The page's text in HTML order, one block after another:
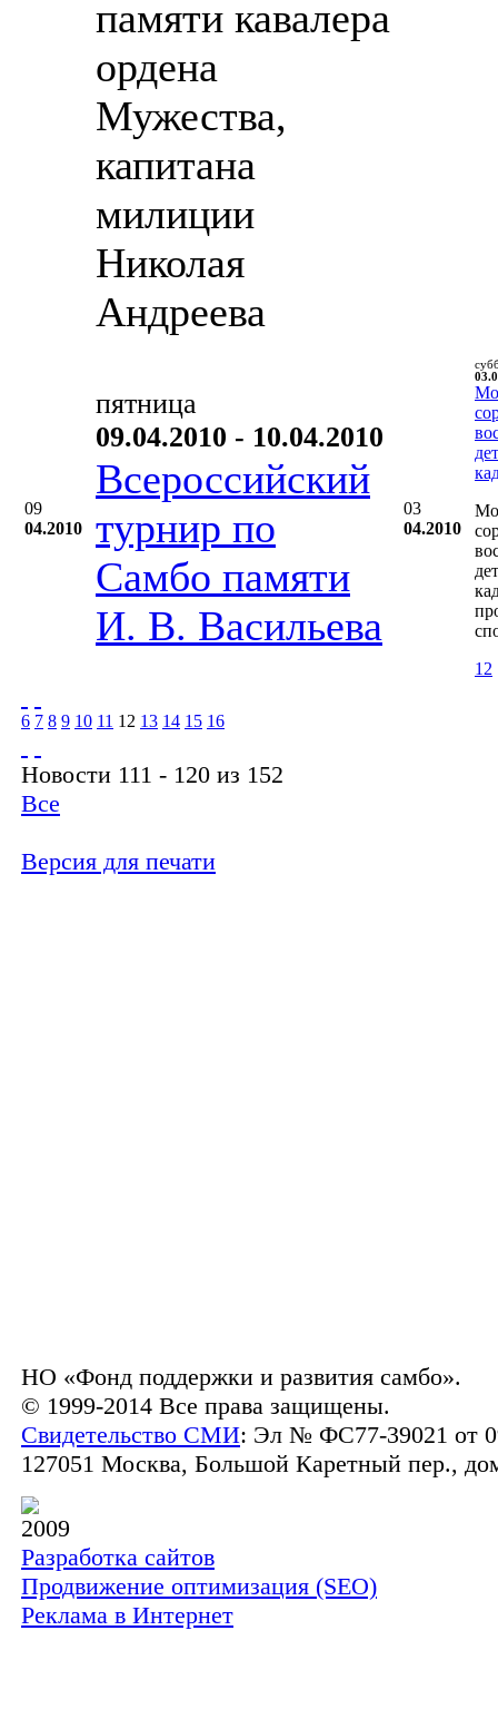
памяти кавалера
ордена
Мужества,
капитана
милиции
Николая
Андреева
09
04.2010
пятница
09.04.2010 - 10.04.2010
Всероссийский
турнир по
Самбо памяти
И. В. Васильева
03
04.2010
12
6 7 8 9 10 11 12 13 14 15 16
Новости 111 - 120 из 152
Все
Версия для печати
НО «Фонд поддержки и развития самбо».
© 1999-2014 Все права защищены.
Свидетельство СМИ: Эл № ФС77-39021 от
127051 Москва, Большой Каретный пер.,
2009
Разработка сайтов
Продвижение оптимизация (SEO)
Реклама в Интернет